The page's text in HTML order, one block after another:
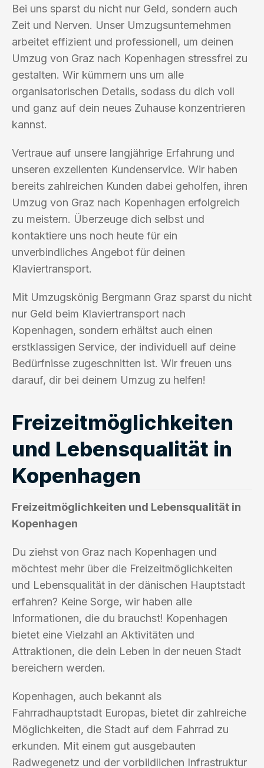
Bei uns sparst du nicht nur Geld, sondern auch
Zeit und Nerven. Unser Umzugsunternehmen
arbeitet effizient und professionell, um deinen
Umzug von Graz nach Kopenhagen stressfrei zu
gestalten. Wir kümmern uns um alle
organisatorischen Details, sodass du dich voll
und ganz auf dein neues Zuhause konzentrieren
kannst.
Vertraue auf unsere langjährige Erfahrung und
unseren exzellenten Kundenservice. Wir haben
bereits zahlreichen Kunden dabei geholfen, ihren
Umzug von Graz nach Kopenhagen erfolgreich
zu meistern. Überzeuge dich selbst und
kontaktiere uns noch heute für ein
unverbindliches Angebot für deinen
Klaviertransport.
Mit Umzugskönig Bergmann Graz sparst du nicht
nur Geld beim Klaviertransport nach
Kopenhagen, sondern erhältst auch einen
erstklassigen Service, der individuell auf deine
Bedürfnisse zugeschnitten ist. Wir freuen uns
darauf, dir bei deinem Umzug zu helfen!
Freizeitmöglichkeiten
und Lebensqualität in
Kopenhagen
Freizeitmöglichkeiten und Lebensqualität in
Kopenhagen
Du ziehst von Graz nach Kopenhagen und
möchtest mehr über die Freizeitmöglichkeiten
und Lebensqualität in der dänischen Hauptstadt
erfahren? Keine Sorge, wir haben alle
Informationen, die du brauchst! Kopenhagen
bietet eine Vielzahl an Aktivitäten und
Attraktionen, die dein Leben in der neuen Stadt
bereichern werden.
Kopenhagen, auch bekannt als
Fahrradhauptstadt Europas, bietet dir zahlreiche
Möglichkeiten, die Stadt auf dem Fahrrad zu
erkunden. Mit einem gut ausgebauten
Radwegenetz und der vorbildlichen Infrastruktur